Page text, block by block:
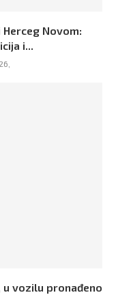
Novom:
i...
u vozilu pronađeno